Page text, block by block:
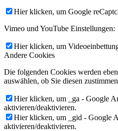
Hier klicken, um Google
Vimeo und YouTube Einstellungen:
Hier klicken, um
Andere Cookies
Die folgenden Cookies werden
auswählen, ob Sie diesen
Hier klicken, um _ga - Google
aktivieren/deaktivieren.
Hier klicken, um _gid - Google
aktivieren/deaktivieren.